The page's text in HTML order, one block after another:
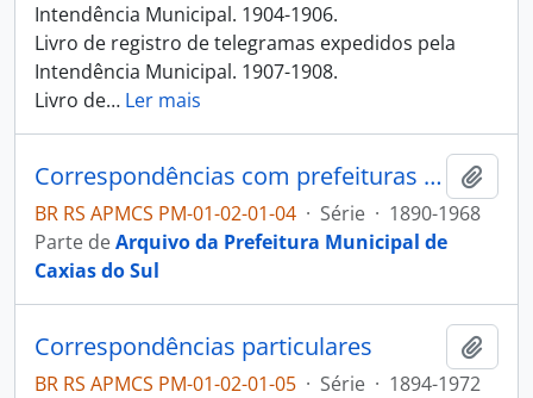
Intendência Municipal. 1904-1906.
Livro de registro de telegramas expedidos pela
Intendência Municipal. 1907-1908.
Livro de… Ler mais
Correspondências com prefeituras de outros municípios
BR RS APMCS PM-01-02-01-04 · Série · 1890-1968
Parte deArquivo da Prefeitura Municipal de
Caxias do Sul
Correspondências particulares
BR RS APMCS PM-01-02-01-05 · Série · 1894-1972